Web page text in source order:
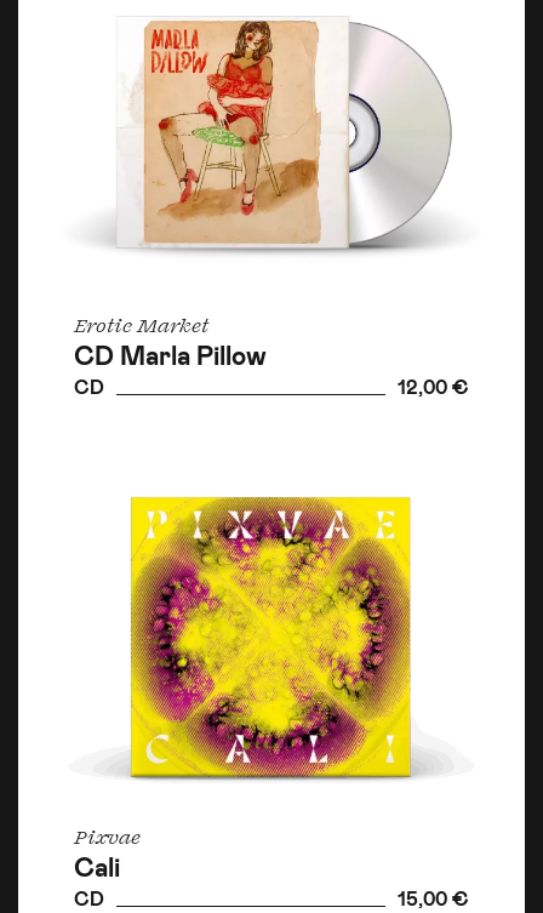
Erotic Market
CD Marla Pillow
CD 12,00 €
Pixvae
Cali
CD 15,00 €